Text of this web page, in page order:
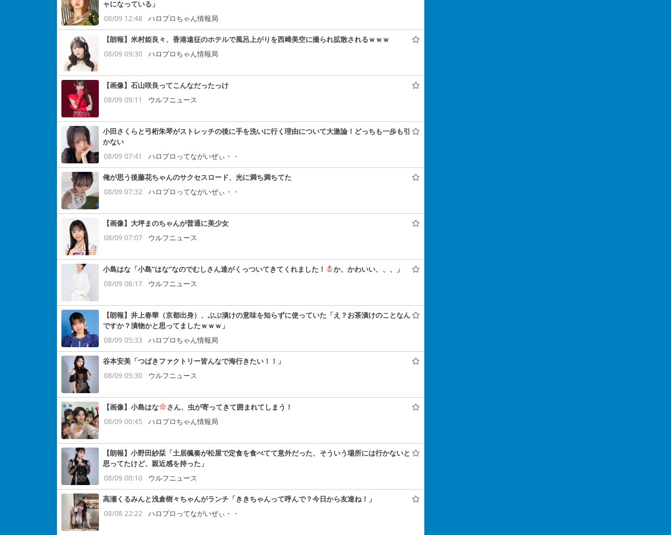
ャになっている」
08/09 12:48
ハロプロちゃん情報局
【朗報】米村姫良々、香港遠征のホテルで風呂上がりを西﨑美空に撮られ拡散されるｗｗｗ
08/09 09:30
ハロプロちゃん情報局
【画像】石山咲良ってこんなだったっけ
08/09 09:11
ウルフニュース
小田さくらと弓桁朱琴がストレッチの後に手を洗いに行く理由について大激論！どっちも一歩も引
かない
08/09 07:41
ハロプロってながいぜぃ・・
俺が思う後藤花ちゃんのサクセスロード、光に満ち満ちてた
08/09 07:32
ハロプロってながいぜぃ・・
【画像】大坪まのちゃんが普通に美少女
08/09 07:07
ウルフニュース
小島はな「小島”はな”なのでむしさん達がくっついてきてくれました！
か、かわいい、、、」
08/09 06:17
ウルフニュース
【朗報】井上春華（京都出身）、ぶぶ漬けの意味を知らずに使っていた「え？お茶漬けのことなん
ですか？漬物かと思ってましたｗｗｗ」
08/09 05:33
ハロプロちゃん情報局
谷本安美「つばきファクトリー皆んなで海行きたい！！」
08/09 05:30
ウルフニュース
【画像】小島はな
さん、虫が寄ってきて囲まれてしまう！
08/09 00:45
ハロプロちゃん情報局
【朗報】小野田紗栞「土居楓奏が松屋で定食を食べてて意外だった、そういう場所には行かないと
思ってたけど、親近感を持った」
08/09 00:10
ウルフニュース
高瀬くるみんと浅倉樹々ちゃんがランチ「ききちゃんって呼んで？今日から友達ね！」
08/08 22:22
ハロプロってながいぜぃ・・